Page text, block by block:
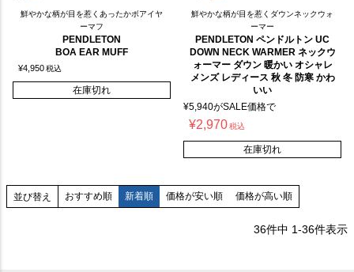
鮮やかな柄が目を惹くあったかボアイヤ
ーマフ
PENDLETON
BOA EAR MUFF
¥4,950税込
在庫切れ
鮮やかな柄が目を惹くダウンネックウォ
ーマー
PENDLETON ペンドルトン UC
DOWN NECK WARMER ネックウ
ォーマー ダウン 暖かい オシャレ
メンズ レディース 秋 冬 防寒 かわ
いい
¥5,940がSALE価格で
¥2,970税込
在庫切れ
並び替え おすすめ順 新着順 価格が安い順 価格が高い順
36件中 1-36件表示